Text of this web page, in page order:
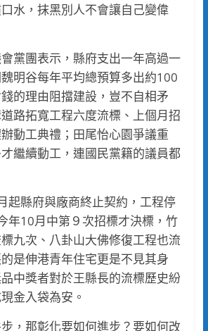
水，抹黑別人不會讓自己變偉
黨團表示，縣府支出一年高過一
明谷每年平均總預算多出約100
的理由阻擋建設，豈不自相矛
路拓寬工程六度流標、上個月招
動工典禮；田尾怡心園爭議重
繼續動工，連國民黨籍的議員都
起縣府與廠商終止契約，工程停
年10月中第９次招標才決標，竹
九次、八卦山大佛修復工程也流
是伸港青年住宅更是不見其身
中獎者對於王縣長的流標歷史紛
金入袋為安。
，那彰化要如何進步？要如何改